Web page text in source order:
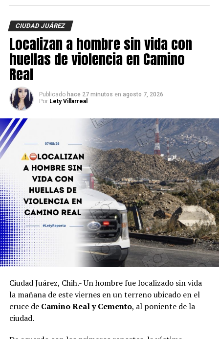
CIUDAD JUÁREZ
Localizan a hombre sin vida con
huellas de violencia en Camino
Real
Publicado hace 27 minutos en agosto 7, 2026
Por Lety Villarreal
Ciudad Juárez, Chih.- Un hombre fue localizado sin vida
la mañana de este viernes en un terreno ubicado en el
cruce de Camino Real y Cemento, al poniente de la
ciudad.